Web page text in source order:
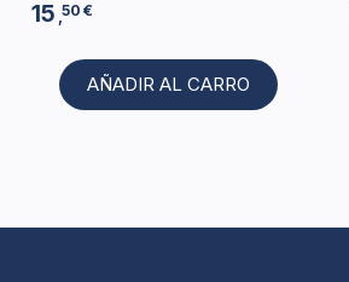
15 ,50 €
AÑADIR AL CARRO